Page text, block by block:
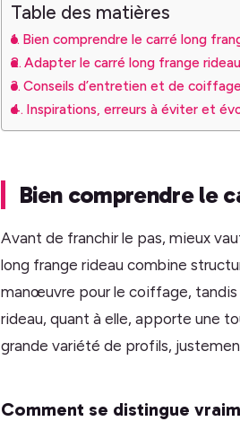
Table des matières
Bien comprendre le carré long
Adapter le carré long frange
Conseils d’entretien et de
Inspirations, erreurs à éviter et
Bien comprendre le
Avant de franchir le pas, mieux
long frange rideau combine
manœuvre pour le coiffage, tandis
rideau, quant à elle, apporte une
grande variété de profils,
Comment se distingue